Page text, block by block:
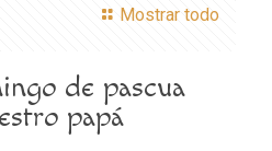
Mostrar todo
de pascua
papá